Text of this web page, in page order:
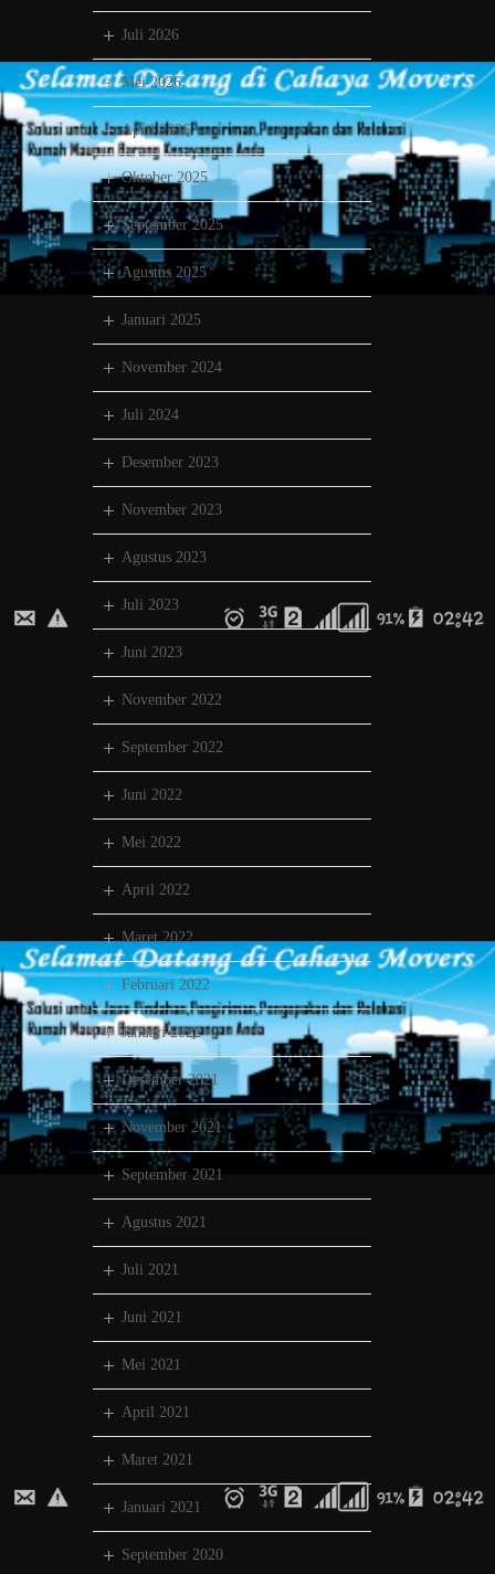
Juli 2026
Mei 2026
April 2026
Oktober 2025
September 2025
Agustus 2025
Januari 2025
November 2024
Juli 2024
Desember 2023
November 2023
Agustus 2023
Juli 2023
Juni 2023
November 2022
September 2022
Juni 2022
Mei 2022
April 2022
Maret 2022
Februari 2022
Januari 2022
Desember 2021
November 2021
September 2021
Agustus 2021
Juli 2021
Juni 2021
Mei 2021
April 2021
Maret 2021
Januari 2021
September 2020